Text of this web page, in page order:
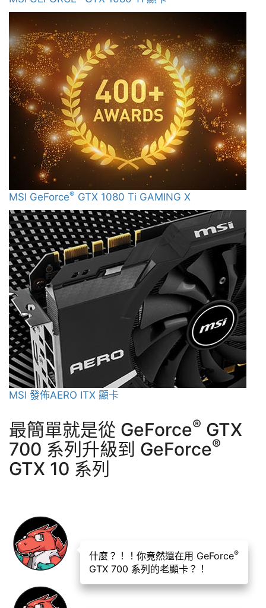
MSI GeForce® GTX 1080 Ti GAMING X
MSI 發佈AERO ITX 顯卡
最簡單就是從 GeForce® GTX
700 系列升級到 GeForce®
GTX 10 系列
什麼？！！你竟然還在用 GeForce®
GTX 700 系列的老顯卡？！